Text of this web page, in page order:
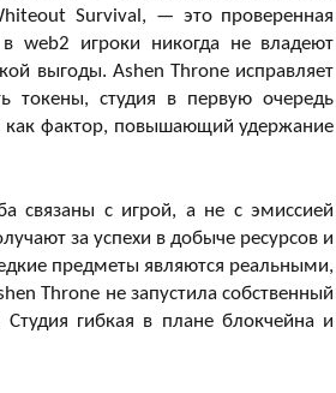
Survival, — это проверенная
web2 игроки никогда не владеют
выгоды. Ashen Throne исправляет
токены, студия в первую очередь
как фактор, повышающий удержание
связаны с игрой, а не с эмиссией
за успехи в добыче ресурсов и
предметы являются реальными,
Throne не запустила собственный
гибкая в плане блокчейна и